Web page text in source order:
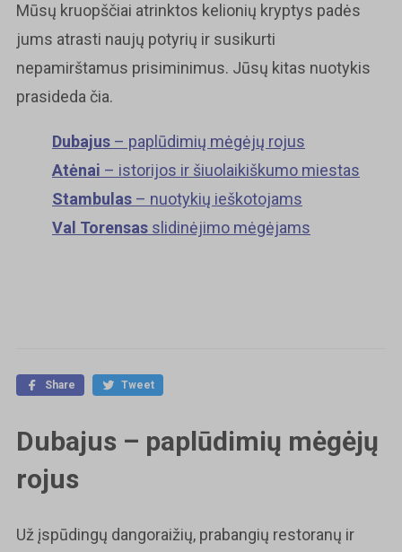
Mūsų kruopščiai atrinktos kelionių kryptys padės
jums atrasti naujų potyrių ir susikurti
nepamirštamus prisiminimus. Jūsų kitas nuotykis
prasideda čia.
Dubajus – paplūdimių mėgėjų rojus
Atėnai – istorijos ir šiuolaikiškumo miestas
Stambulas – nuotykių ieškotojams
Val Torensas slidinėjimo mėgėjams
Share Tweet
Dubajus – paplūdimių mėgėjų
rojus
Už įspūdingų dangoraižių, prabangių restoranų ir